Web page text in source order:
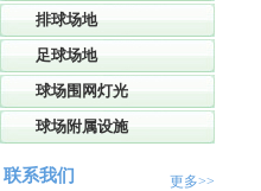
排球场地
足球场地
球场围网灯光
球场附属设施
联系我们 更多>>